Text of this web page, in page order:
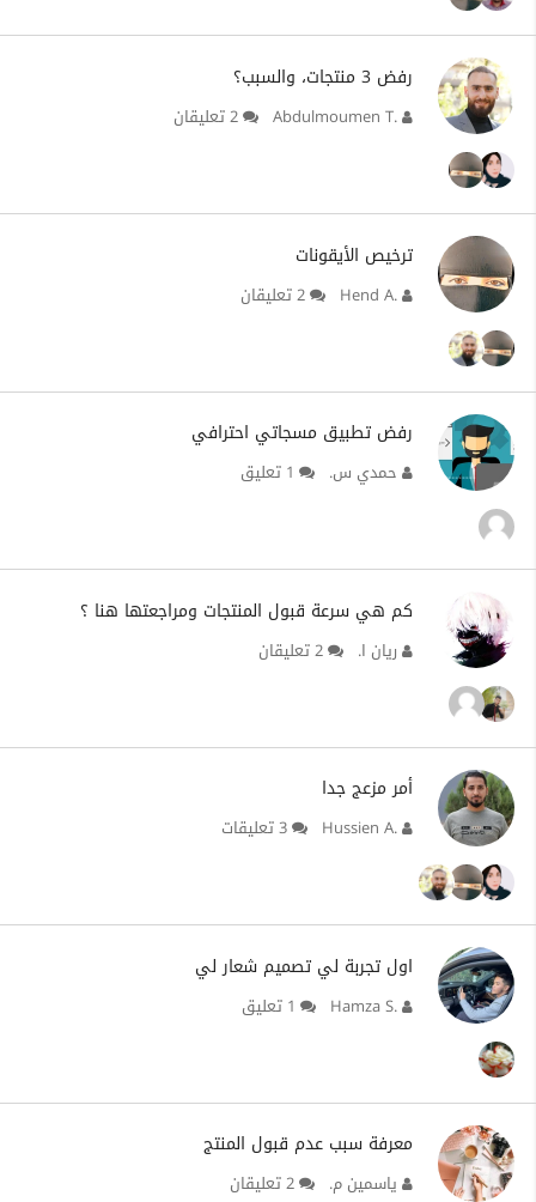
رفض 3 منتجات، والسبب؟
Abdulmoumen T. 2 تعليقان
ترخيص الأيقونات
Hend A. 2 تعليقان
رفض تطبيق مسجاتي احترافي
حمدي س. 1 تعليق
كم هي سرعة قبول المنتجات ومراجعتها هنا ؟
ريان ا. 2 تعليقان
أمر مزعج جدا
Hussien A. 3 تعليقات
اول تجربة لي تصميم شعار لي
Hamza S. 1 تعليق
معرفة سبب عدم قبول المنتج
ياسمين م. 2 تعليقان